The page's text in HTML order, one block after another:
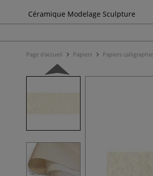
Céramique Modelage Sculpture
Page d'accueil Papiers Papiers calligraphie